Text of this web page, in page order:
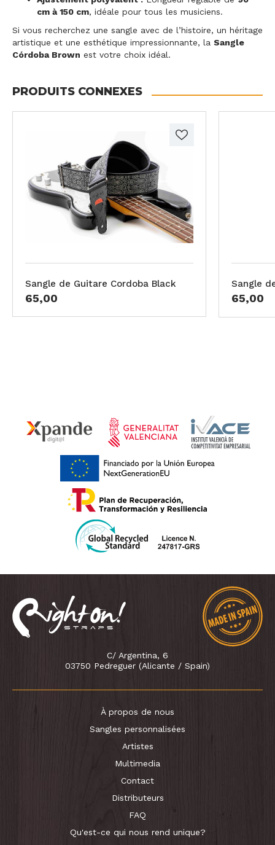
cm à 150 cm, idéale pour tous les musiciens.
Si vous recherchez une sangle avec de l’histoire, un héritage
artistique et une esthétique impressionnante, la Sangle
Córdoba Brown est votre choix idéal.
PRODUITS CONNEXES
Sangle de Guitare Cordoba Black
65,00
Sangle
65,00
C/ Argentina, 6
03750 Pedreguer (Alicante / Spain)
À propos de nous
Sangles personnalisées
Artistes
Multimedia
Contact
Distributeurs
FAQ
Qu'est-ce qui nous rend unique?